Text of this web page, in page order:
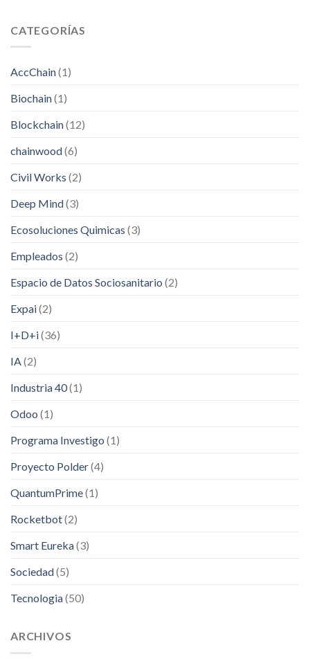
CATEGORÍAS
AccChain(1)
Biochain(1)
Blockchain(12)
chainwood(6)
Civil Works (2)
Deep Mind(3)
Ecosoluciones Quimicas (3)
Empleados (2)
Espacio de Datos Sociosanitario (2)
Expai(2)
I+D+i(36)
IA(2)
Industria 40(1)
Odoo (1)
Programa Investigo (1)
Proyecto Polder(4)
QuantumPrime(1)
Rocketbot(2)
Smart Eureka(3)
Sociedad(5)
Tecnologia(50)
ARCHIVOS